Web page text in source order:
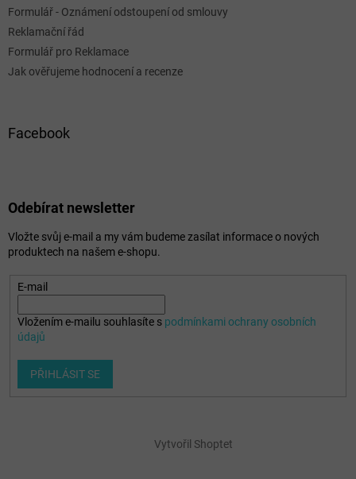
Formulář - Oznámení odstoupení od smlouvy
Reklamační řád
Formulář pro Reklamace
Jak ověřujeme hodnocení a recenze
Facebook
Odebírat newsletter
Vložte svůj e-mail a my vám budeme zasílat informace o nových
produktech na našem e-shopu.
E-mail
Vložením e-mailu souhlasíte s podmínkami ochrany osobních
údajů
PŘIHLÁSIT SE
Vytvořil Shoptet